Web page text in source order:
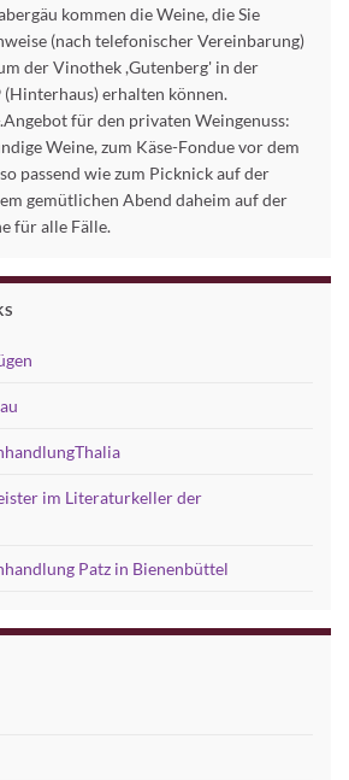
kommen die Weine, die Sie
(nach telefonischer Vereinbarung)
der Vinothek ,Gutenberg' in der
(Hinterhaus) erhalten können.
für den privaten Weingenuss:
Weine, zum Käse-Fondue vor dem
passend wie zum Picknick auf der
gemütlichen Abend daheim auf der
für alle Fälle.
im Literaturkeller der
Patz in Bienenbüttel